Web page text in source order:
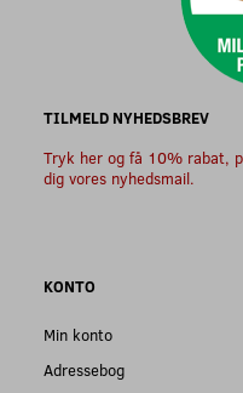
TILMELD NYHEDSBREV
Tryk her og få 10% rabat,
dig vores nyhedsmail.
KONTO
Min konto
Adressebog